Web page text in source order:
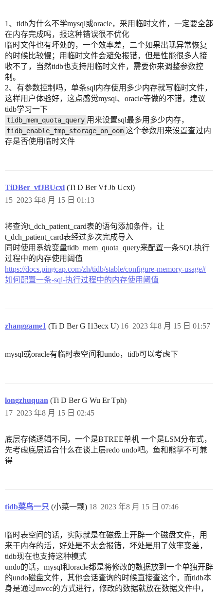
1、tidb为什么不学mysql或oracle，采用临时文件，一定要全部
在内存完成吗，报这种错误很不优化
临时文件也有坏处的，一个效率差，二个如果出现异常恢复
的时候比较慢；用临时文件会避免报错，但是性能很多人接
收不了，当然tidb也支持用临时文件，需要你来调整参数控
制。
2、有参数控制吗，单条sql内存使用多少内存就写临时文件，
这样用户体验好，这点感觉mysql、oracle等做的不错，建议
tidb学习一下
tidb_mem_quota_query 用来设置sql最多用多少内存，
tidb_enable_tmp_storage_on_oom 这个参数用来设置查过内
存是否使用临时文件
TiDBer_vfJBUcxl (Ti D Ber Vf Jb Ucxl)
2023 年8 月 15 日 01:13
15
将查询t_dch_patient_card表的语句添加条件，让
t_dch_patient_card表经过多次完成导入
同时使用系统变量tidb_mem_quota_query来配置一条SQL执行
过程中的内存使用阈值
https://docs.pingcap.com/zh/tidb/stable/configure-memory-usage#
如何配置一条-sql-执行过程中的内存使用阈值
zhanggame1 (Ti D Ber G I13ecx U) 2023 年8 月 15 日 01:57
16
mysql或oracle有临时表空间和undo，tidb可以考虑下
longzhuquan (Ti D Ber G Wu Er Tph)
2023 年8 月 15 日 02:45
17
底层存储逻辑不同，一个是BTREE单机 一个是LSM分布式，
先考虑底层适合什么在谈上层redo undo吧。鱼和熊掌不可兼
得
tidb菜鸟一只 (小菜一颗) 2023 年8 月 15 日 07:46
18
临时表空间的话，实际就是在磁盘上开辟一个磁盘文件，用
来干内存的活，好处是不太会报错，坏处是用了效率变差，
tidb现在也支持这种模式
undo的话，mysql和oracle都是将修改的数据放到一个单独开辟
的undo磁盘文件，其他会话查询的时候直接查这个，而tidb本
身是通过mvcc的方式进行，修改的数据就放在数据文件中，